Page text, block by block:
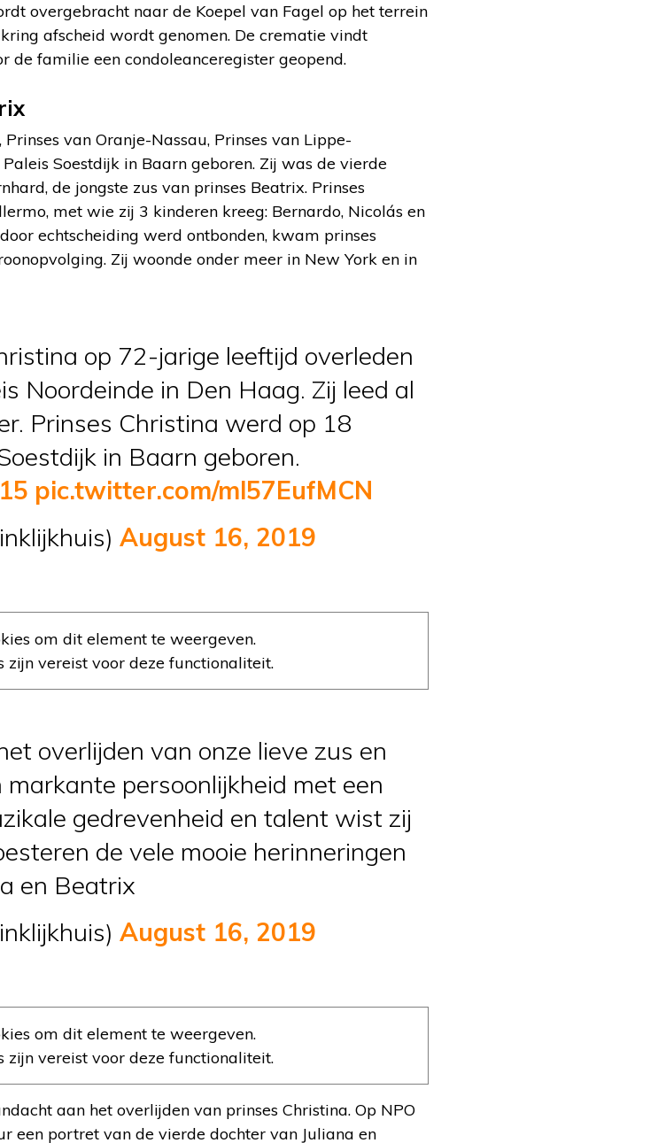
overgebracht naar de Koepel van Fagel op het terrein
afscheid wordt genomen. De crematie vindt
de familie een condoleanceregister geopend.
van Oranje-Nassau, Prinses van Lippe-
Soestdijk in Baarn geboren. Zij was de vierde
de jongste zus van prinses Beatrix. Prinses
met wie zij 3 kinderen kreeg: Bernardo, Nicolás en
echtscheiding werd ontbonden, kwam prinses
Zij woonde onder meer in New York en in
op 72-jarige leeftijd overleden
Noordeinde in Den Haag. Zij leed al
Prinses Christina werd op 18
in Baarn geboren.
pic.twitter.com/ml57EufMCN
August 16, 2019
om dit element te weergeven.
zijn vereist voor deze functionaliteit.
overlijden van onze lieve zus en
persoonlijkheid met een
gedrevenheid en talent wist zij
de vele mooie herinneringen
en Beatrix
August 16, 2019
om dit element te weergeven.
zijn vereist voor deze functionaliteit.
aan het overlijden van prinses Christina. Op NPO
een portret van de vierde dochter van Juliana en